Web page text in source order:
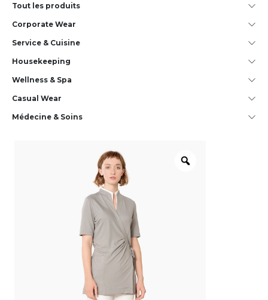
Tout les produits
Corporate Wear
Service & Cuisine
House­keeping
Wellness & Spa
Casual Wear
Médecine & Soins